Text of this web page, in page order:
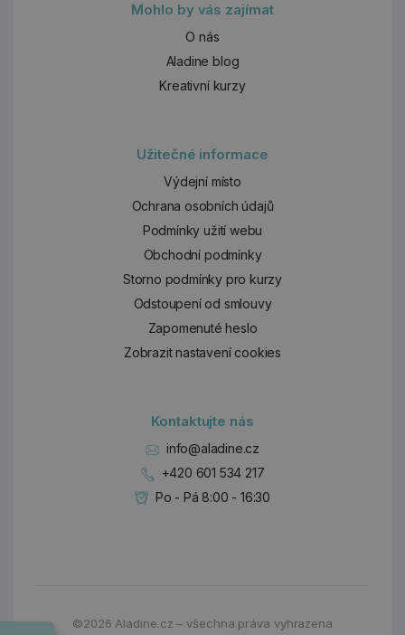
Mohlo by vás zajímat
O nás
Aladine blog
Kreativní kurzy
Užitečné informace
Výdejní místo
Ochrana osobních údajů
Podmínky užití webu
Obchodní podmínky
Storno podmínky pro kurzy
Odstoupení od smlouvy
Zapomenuté heslo
Zobrazit nastavení cookies
Kontaktujte nás
info@aladine.cz
+420 601 534 217
Po - Pá 8:00 - 16:30
©2026Aladine.cz – všechna práva vyhrazena
Wrendale